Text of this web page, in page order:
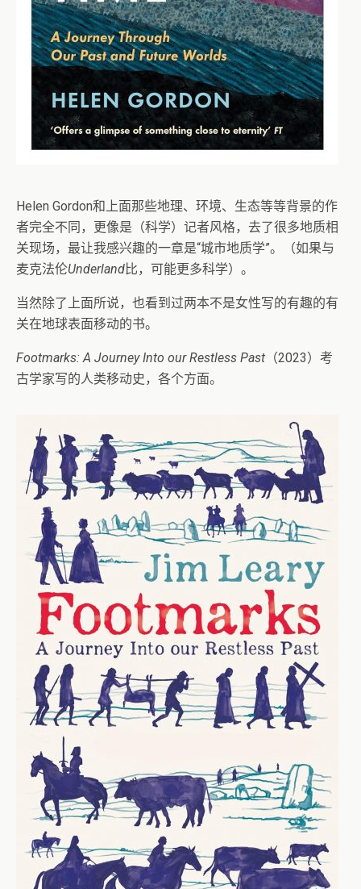
Helen Gordon和上面那些地理、环境、生态等等背景的作
者完全不同，更像是（科学）记者风格，去了很多地质相
关现场，最让我感兴趣的一章是“城市地质学”。（如果与
麦克法伦Underland比，可能更多科学）。
当然除了上面所说，也看到过两本不是女性写的有趣的有
关在地球表面移动的书。
Footmarks: A Journey Into our Restless Past （2023）考
古学家写的人类移动史，各个方面。